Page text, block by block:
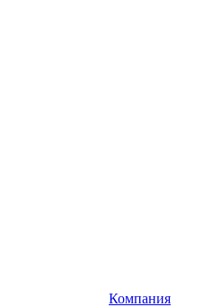
Компания